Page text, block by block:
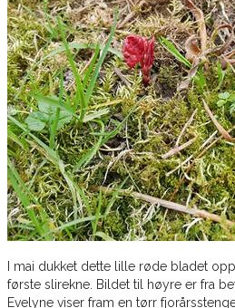
I mai dukket dette lille røde bladet
første slirekne. Bildet til høyre er fra
Evelyne viser fram en tørr